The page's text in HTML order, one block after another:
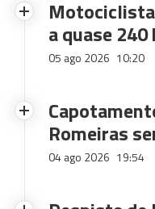
a quase
05 ago 2026 10:20
Romeiras
04 ago 2026 19:54